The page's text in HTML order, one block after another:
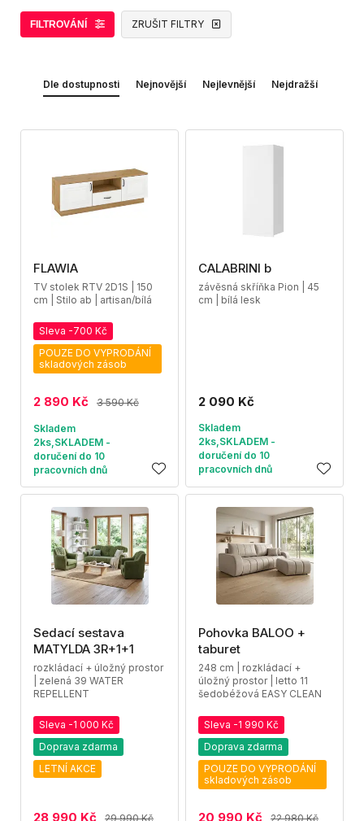
FILTROVÁNÍ ZRUŠIT FILTRY
Dle dostupnosti Nejnovější Nejlevnější Nejdražší
FLAWIA
TV stolek RTV 2D1S | 150
cm | Stilo ab | artisan/bílá
Sleva -700 Kč
POUZE DO VYPRODÁNÍ
skladových zásob
2 890 Kč 3 590 Kč
Skladem
2ks,SKLADEM -
doručení do 10
pracovních dnů
CALABRINI b
závěsná skříňka Pion | 45
cm | bílá lesk
2 090 Kč
Skladem
2ks,SKLADEM -
doručení do 10
pracovních dnů
Sedací sestava
MATYLDA 3R+1+1
rozkládací + úložný prostor
| zelená 39 WATER
REPELLENT
Sleva -1 000 Kč
Doprava zdarma
LETNÍ AKCE
28 990 Kč 29 990 Kč
Pohovka BALOO +
taburet
248 cm | rozkládací +
úložný prostor | letto 11
šedobéžová EASY CLEAN
Sleva -1 990 Kč
Doprava zdarma
POUZE DO VYPRODÁNÍ
skladových zásob
20 990 Kč 22 980 Kč